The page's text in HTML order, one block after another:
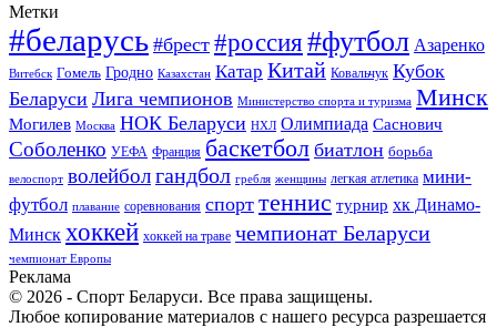
Метки
#беларусь #брест #россия#футбол Азаренко
Витебск Гомель Гродно Казахстан Катар Китай Ковальчук Кубок
Беларуси Лига чемпионов Министерство спорта и туризма Минск
Могилев Москва НОК Беларуси НХЛ Олимпиада Саснович
Соболенко УЕФА Франция баскетбол биатлон борьба
велоспорт волейболгандбол гребля женщины легкая атлетика мини-
футбол плавание соревнования спорт теннис турнир хк Динамо-
Минск хоккей хоккей на траве чемпионат Беларуси
чемпионат Европы
Реклама
© 2026 - Спорт Беларуси. Все права защищены.
Любое копирование материалов с нашего ресурса разрешается